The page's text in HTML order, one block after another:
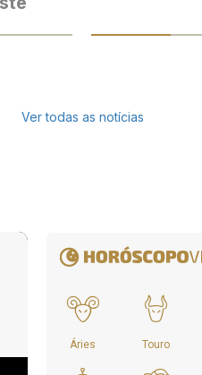
Ver todas as notícias